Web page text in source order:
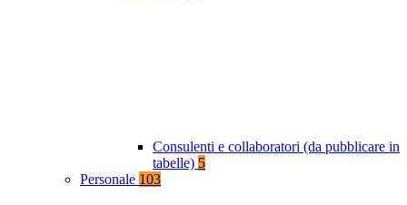
Consulenti e collaboratori (da pubblicare in
tabelle) 5
Personale 103